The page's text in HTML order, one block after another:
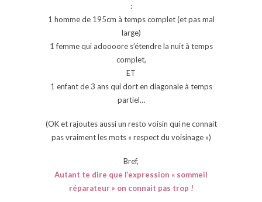
:
1 homme de 195cm à temps complet (et pas mal
large)
1 femme qui adoooore s’étendre la nuit à temps
complet,
ET
1 enfant de 3 ans qui dort en diagonale à temps
partiel…
(OK et rajoutes aussi un resto voisin qui ne connait
pas vraiment les mots « respect du voisinage »)
Bref,
Autant te dire que l’expression « sommeil
réparateur » on connait pas trop !